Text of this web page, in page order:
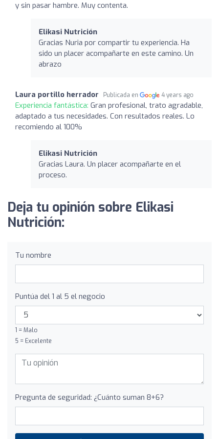
y sin pasar hambre. Muy contenta.
Elikasi Nutrición
Gracias Nuria por compartir tu experiencia. Ha
sido un placer acompañarte en este camino. Un
abrazo
Laura portillo herrador Publicada en 4 years ago
Experiencia fantástica: Gran profesional, trato agradable,
adaptado a tus necesidades. Con resultados reales. Lo
recomiendo al 100%
Elikasi Nutrición
Gracias Laura. Un placer acompañarte en el
proceso.
Deja tu opinión sobre Elikasi
Nutrición:
Tu nombre
Puntúa del 1 al 5 el negocio
1 = Malo
5 = Excelente
Pregunta de seguridad: ¿Cuánto suman 8+6?